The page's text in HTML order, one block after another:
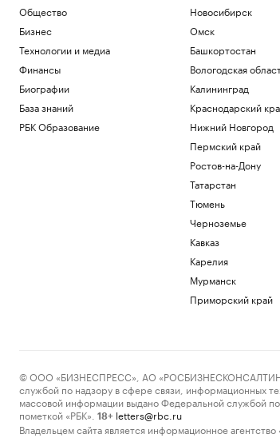
Общество
Бизнес
Технологии и медиа
Финансы
Биографии
База знаний
РБК Образование
Новосибирск
Омск
Башкортостан
Вологодская
Калининград
Краснодарский
Нижний Новгород
Пермский край
Ростов-на-Дону
Татарстан
Тюмень
Черноземье
Кавказ
Карелия
Мурманск
Приморский край
© ООО «БИЗНЕСПРЕСС», АО «РОСБИЗНЕСКОНСАЛТИНГ»,
службой по надзору в сфере связи, информационных
массовой информации выдано Федеральной службой
пометкой «РБК».
18+ letters@rbc.ru
Владельцем сайта является информационное агентство